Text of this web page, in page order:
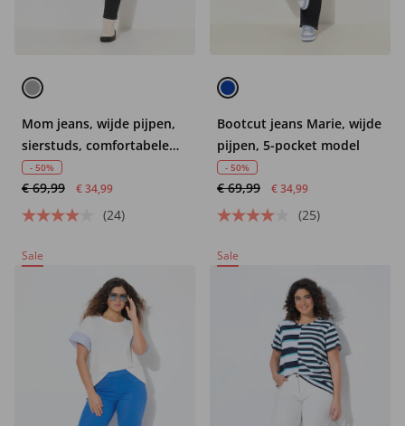
Mom jeans, wijde pijpen,
sierstuds, comfortabele
tailleband
- 50%
€ 69,99 € 34,99
(24)
Bootcut jeans Marie, wijde
pijpen, 5-pocket model
- 50%
€ 69,99 € 34,99
(25)
Sale Sale